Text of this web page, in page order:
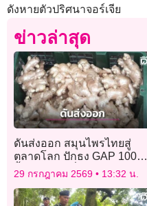
ดังหายตัวปริศนาจอร์เจีย
ข่าวล่าสุด
ดันส่งออก สมุนไพรไทยสู่
ตลาดโลก ปักธง GAP 100%
ปั้นแบรนด์-เพิ่มมูลค่า
29 กรกฎาคม 2569 13:32 น.